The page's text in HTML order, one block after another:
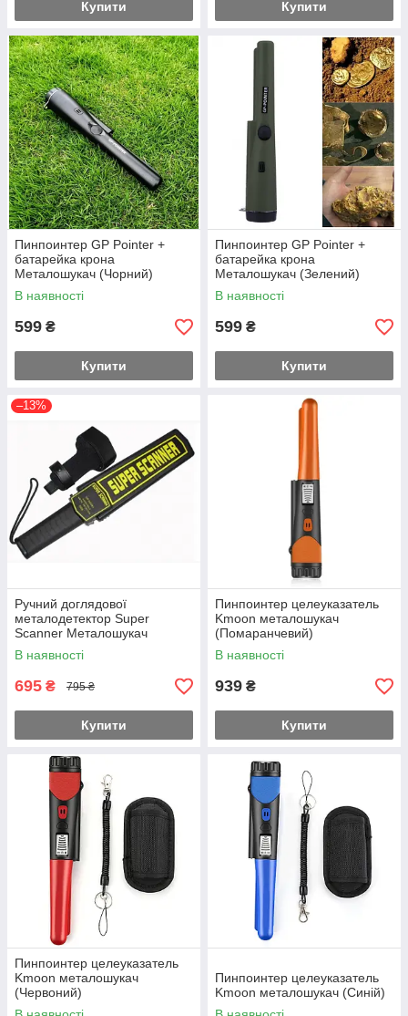
Купити Купити
Пинпоинтер GP Pointer +
батарейка крона
Металошукач (Чорний)
В наявності
599 ₴
Купити
Пинпоинтер GP Pointer +
батарейка крона
Металошукач (Зелений)
В наявності
599 ₴
Купити
–13%
Ручний доглядової
металодетектор Super
Scanner Металошукач
В наявності
695 ₴ 795 ₴
Купити
Пинпоинтер целеуказатель
Kmoon металошукач
(Помаранчевий)
В наявності
939 ₴
Купити
Пинпоинтер целеуказатель
Kmoon металошукач
(Червоний)
Пинпоинтер целеуказатель
Kmoon металошукач (Синій)